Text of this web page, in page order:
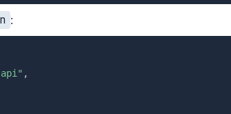
:
,